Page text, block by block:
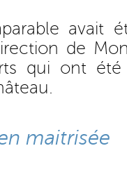
avait
de
qui ont été
maitrisée